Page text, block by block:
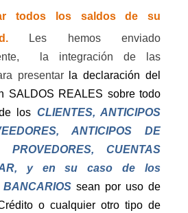
todos los saldos de su
Les hemos enviado
la integración de las
presentar
la declaración del
SALDOS REALES sobre todo
los CLIENTES, ANTICIPOS
ANTICIPOS DE
PROVEDORES, CUENTAS
y en su caso de los
BANCARIOS sean por uso de
o cualquier otro tipo de